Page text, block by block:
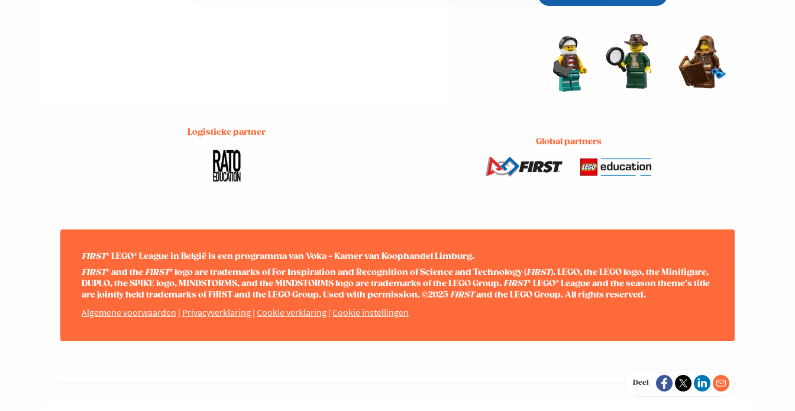
Logistieke partner
Global partners
FIRST® LEGO® League in België is een programma van Voka - Kamer van Koophandel Limburg.
FIRST® and theFIRST® logo are trademarks of For Inspiration and Recognition of Science and Technology (FIRST). LEGO, the LEGO logo, the Minifigure,
DUPLO, the SPIKE logo, MINDSTORMS, and the MINDSTORMS logo are trademarks of the LEGO Group.FIRST® LEGO® League and the season theme's title
are jointly held trademarks of FIRST and the LEGO Group. Used with permission. ©2025FIRSTand the LEGO Group. All rights reserved.
Algemene voorwaarden | Privacyverklaring | Cookie verklaring | Cookie instellingen
Deel